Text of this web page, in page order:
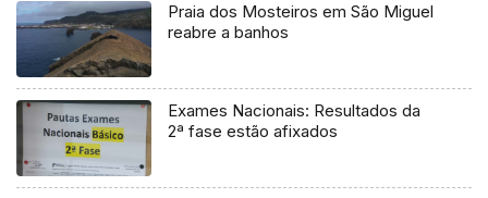
Praia dos Mosteiros em São Miguel
reabre a banhos
Exames Nacionais: Resultados da
2ª fase estão afixados